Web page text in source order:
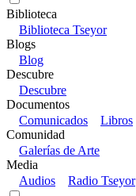
Biblioteca
Biblioteca Tseyor
Blogs
Blog
Descubre
Descubre
Documentos
Comunicados
Libros
Comunidad
Galerías de Arte
Media
Audios
Radio Tseyor